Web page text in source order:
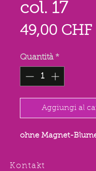
col. 17
49,00 CHF
Quantità *
Aggiungi al
ohne Magnet-
Kontakt